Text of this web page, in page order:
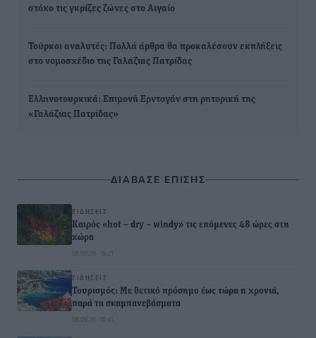
στόχο τις γκρίζες ζώνες στο Αιγαίο
Τούρκοι αναλυτές: Πολλά άρθρα θα προκαλέσουν εκπλήξεις
στο νομοσχέδιο της Γαλάζιας Πατρίδας
Ελληνοτουρκικά: Επιμονή Ερντογάν στη ρητορική της
«Γαλάζιας Πατρίδας»
ΔΙΑΒΑΣΕ ΕΠΙΣΗΣ
ΕΙΔΉΣΕΙΣ
Καιρός «hot – dry – windy» τις επόμενες 48 ώρες στη
χώρα
08.08.26 · 19:21
ΕΙΔΉΣΕΙΣ
Τουρισμός: Με θετικό πρόσημο έως τώρα η χρονιά,
παρά τα σκαμπανεβάσματα
08.08.26 · 18:41